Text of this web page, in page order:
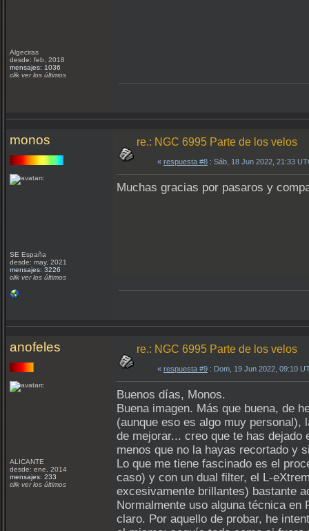
Algeciras
desde: feb, 2018
mensajes: 1036
clik ver los últimos
monos
SE España
desde: may, 2021
mensajes: 3226
clik ver los últimos
re.: NGC 6995 Parte de los velos
« respuesta #8 : Sáb, 18 Jun 2022, 21:33
Muchas gracias por pasaros y
anofeles
ALICANTE
desde: ene, 2014
mensajes: 233
clik ver los últimos
re.: NGC 6995 Parte de los velos
« respuesta #9 : Dom, 19 Jun 2022, 09:10
Buenos días, Monos.
Buena imagen. Más que buena, de
(aunque eso es algo muy personal),
de mejorar... creo que te has
menos que no la hayas recortado y
Lo que me tiene fascinado es el
caso) y con un dual filter, el L-
excesivamente brillantes) bastante
Normalmente uso alguna técnica
claro. Por aquello de probar, he